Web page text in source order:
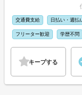
交通費支給 日払い・週払
フリーター歓迎 学歴不問
キープする